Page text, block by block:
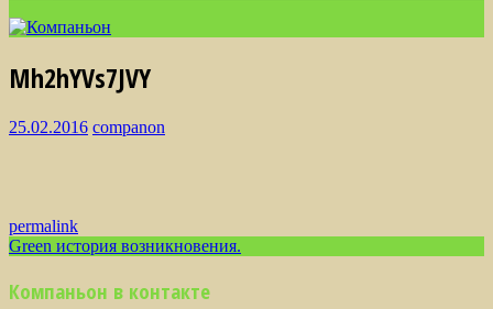
Mh2hYVs7JVY
25.02.2016 companon
permalink
Post
navigation
Green история возникновения.
Компаньон в контакте